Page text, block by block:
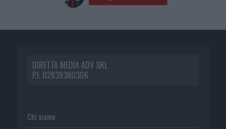
DIRETTA MEDIA ADV SRL
P.I. 02839380306
Chi siamo